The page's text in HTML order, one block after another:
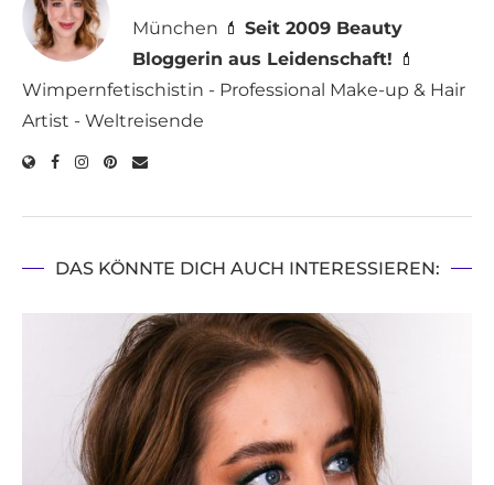
München 💄 Seit 2009 Beauty
Bloggerin aus Leidenschaft! 💄
Wimpernfetischistin - Professional Make-up & Hair
Artist - Weltreisende
DAS KÖNNTE DICH AUCH INTERESSIEREN: